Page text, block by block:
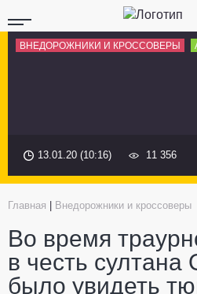
ВНЕДОРОЖНИКИ И КРОССОВЕРЫ
13.01.20 (10:16) 11 356
Главная Внедорожники и кроссоверы
Во время
в честь
было увидеть